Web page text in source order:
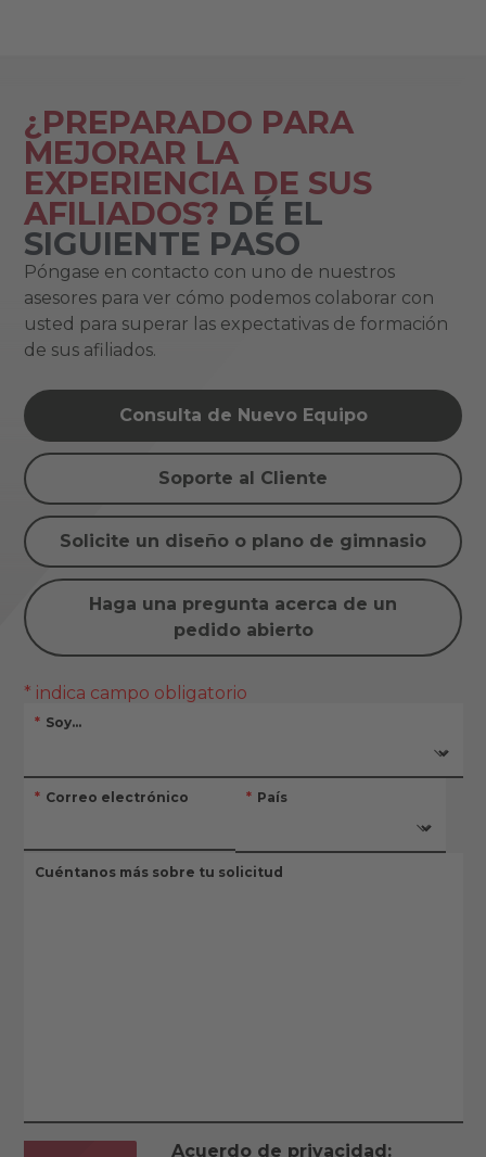
¿PREPARADO PARA
MEJORAR LA
EXPERIENCIA DE SUS
AFILIADOS? DÉ EL
SIGUIENTE PASO
Póngase en contacto con uno de nuestros
asesores para ver cómo podemos colaborar con
usted para superar las expectativas de formación
de sus afiliados.
Consulta de Nuevo Equipo
Soporte al Cliente
Solicite un diseño o plano de gimnasio
Haga una pregunta acerca de un
pedido abierto